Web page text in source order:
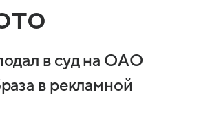
в суд на ОАО
в рекламной